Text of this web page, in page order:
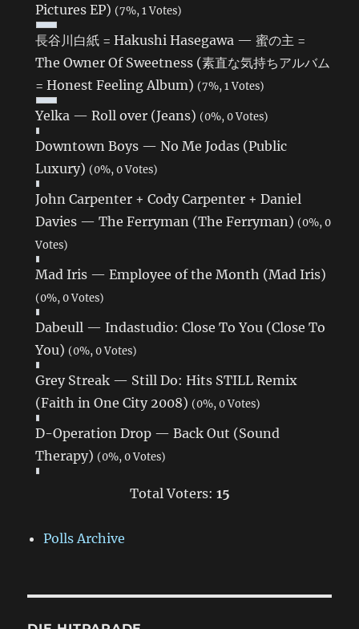
Pictures EP) (7%, 1 Votes)
長谷川白紙 = Hakushi Hasegawa — 蜜の主 =
The Owner Of Sweetness (素直な気持ちアルバム
= Honest Feeling Album) (7%, 1 Votes)
Yelka — Roll over (Jeans) (0%, 0 Votes)
Downtown Boys — No Me Jodas (Public
Luxury) (0%, 0 Votes)
John Carpenter + Cody Carpenter + Daniel
Davies — The Ferryman (The Ferryman) (0%, 0
Votes)
Mad Iris — Employee of the Month (Mad Iris)
(0%, 0 Votes)
Dabeull — Indastudio: Close To You (Close To
You) (0%, 0 Votes)
Grey Streak — Still Do: Hits STILL Remix
(Faith in One City 2008) (0%, 0 Votes)
D-Operation Drop — Back Out (Sound
Therapy) (0%, 0 Votes)
Total Voters: 15
Polls Archive